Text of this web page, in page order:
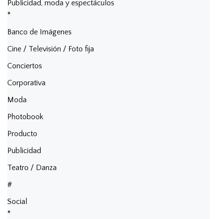
Publicidad, moda y espectáculos
*
Banco de Imágenes
Cine / Televisión / Foto fija
Conciertos
Corporativa
Moda
Photobook
Producto
Publicidad
Teatro / Danza
#
Social
*